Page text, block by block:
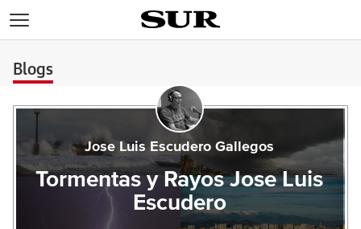
Blogs
Jose Luis Escudero Gallegos
Tormentas y Rayos Jose Luis
Escudero